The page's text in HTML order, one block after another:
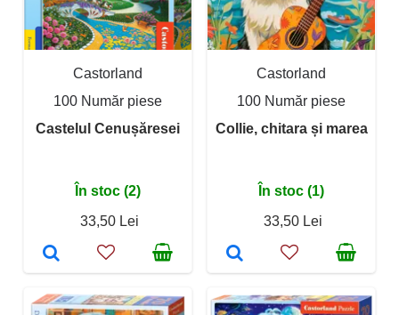
Castorland
100 Număr piese
Castelul Cenușăresei
În stoc (2)
33,50 Lei
Castorland
100 Număr piese
Collie, chitara și marea
În stoc (1)
33,50 Lei